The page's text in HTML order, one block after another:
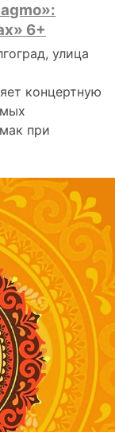
6+
улица
концертную
при